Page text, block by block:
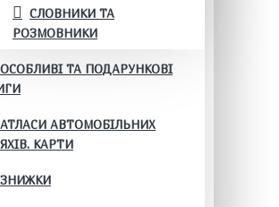
СЛОВНИКИ ТА
РОЗМОВНИКИ
ОСОБЛИВІ ТА ПОДАРУНКОВІ
АТЛАСИ АВТОМОБІЛЬНИХ
КАРТИ
ЗНИЖКИ